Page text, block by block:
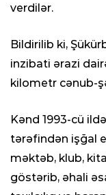
verdilər.
Bildirilib ki,
inzibati ərazi
kilometr cənub-
Kənd 1993-cü
tərəfindən işğal
məktəb, klub,
göstərib, əhali